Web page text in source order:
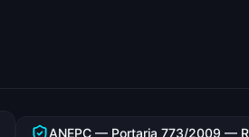
ANEPC — Portaria 773/2009 —